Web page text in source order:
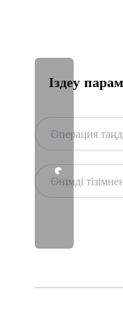
Портал
Мемл.
Central
Іздеу
Операция
Өнімді